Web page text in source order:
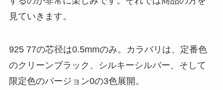
見ていきます。
925 77の芯径は0.5mmのみ。カラバリは、 定番色
のクリーンブラック、シルキーシルバー、そして
限定色のバージョン0の3色展開。